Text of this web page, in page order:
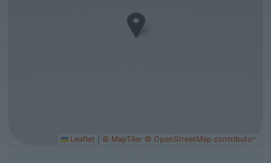
Leaflet © MapTiler © OpenStreetMap contributors